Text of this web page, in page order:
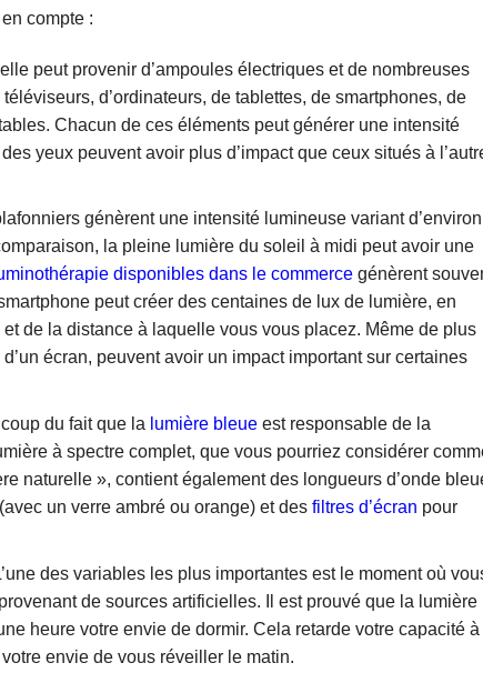
compte :
peut provenir d’ampoules électriques et de nombreuses
d’ordinateurs, de tablettes, de smartphones, de
Chacun de ces éléments peut générer une intensité
yeux peuvent avoir plus d’impact que ceux situés à
génèrent une intensité lumineuse variant d’environ
la pleine lumière du soleil à midi peut avoir une
disponibles dans le commercegénèrent
peut créer des centaines de lux de lumière, en
de la distance à laquelle vous vous placez. Même de plus
écran, peuvent avoir un impact important sur certaines
du fait que la lumière bleueest responsable de la
à spectre complet, que vous pourriez considérer
naturelle », contient également des longueurs d’onde
un verre ambré ou orange) et des filtres d’écran pour
des variables les plus importantes est le moment où
de sources artificielles. Il est prouvé que la lumière
heure votre envie de dormir. Cela retarde votre capacité à
envie de vous réveiller le matin.